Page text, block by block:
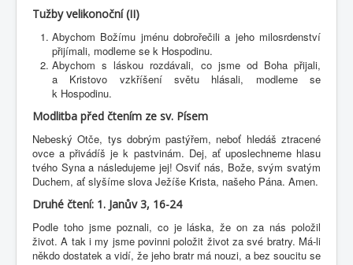
Tužby velikonoční (II)
Abychom Božímu jménu dobrořečili a jeho milosrdenství
přijímali, modleme se k Hospodinu.
Abychom s láskou rozdávali, co jsme od Boha přijali,
a Kristovo vzkříšení světu hlásali, modleme se
k Hospodinu.
Modlitba před čtením ze sv. Písem
Nebeský Otče, tys dobrým pastýřem, neboť hledáš ztracené
ovce a přivádíš je k pastvinám. Dej, ať uposlechneme hlasu
tvého Syna a následujeme jej! Osviť nás, Bože, svým svatým
Duchem, ať slyšíme slova Ježíše Krista, našeho Pána. Amen.
Druhé čtení: 1. Janův 3, 16-24
Podle toho jsme poznali, co je láska, že on za nás položil
život. A tak i my jsme povinni položit život za své bratry. Má-li
někdo dostatek a vidí, že jeho bratr má nouzi, a bez soucitu se